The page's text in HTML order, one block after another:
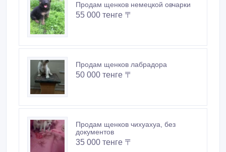
Продам щенков немецкой овчарки
55 000 тенге 〒
Продам щенков лабрадора
50 000 тенге 〒
Продам щенков чихуахуа, без
документов
35 000 тенге 〒